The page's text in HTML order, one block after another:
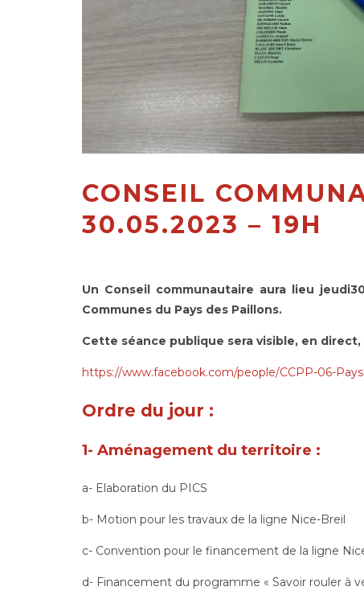
CONSEIL
30.05.2023 – 19H
Un Conseil communautaire aura lieu
Communes du Pays des Paillons.
Cette séance publique sera visible, en direct,
https://www.facebook.com/people/CCPP-06-
Ordre du jour :
1- Aménagement du territoire :
a- Elaboration du PICS
b- Motion pour les travaux de la ligne Nice-Breil
c- Convention pour le financement de la ligne
d- Financement du programme « Savoir rouler à